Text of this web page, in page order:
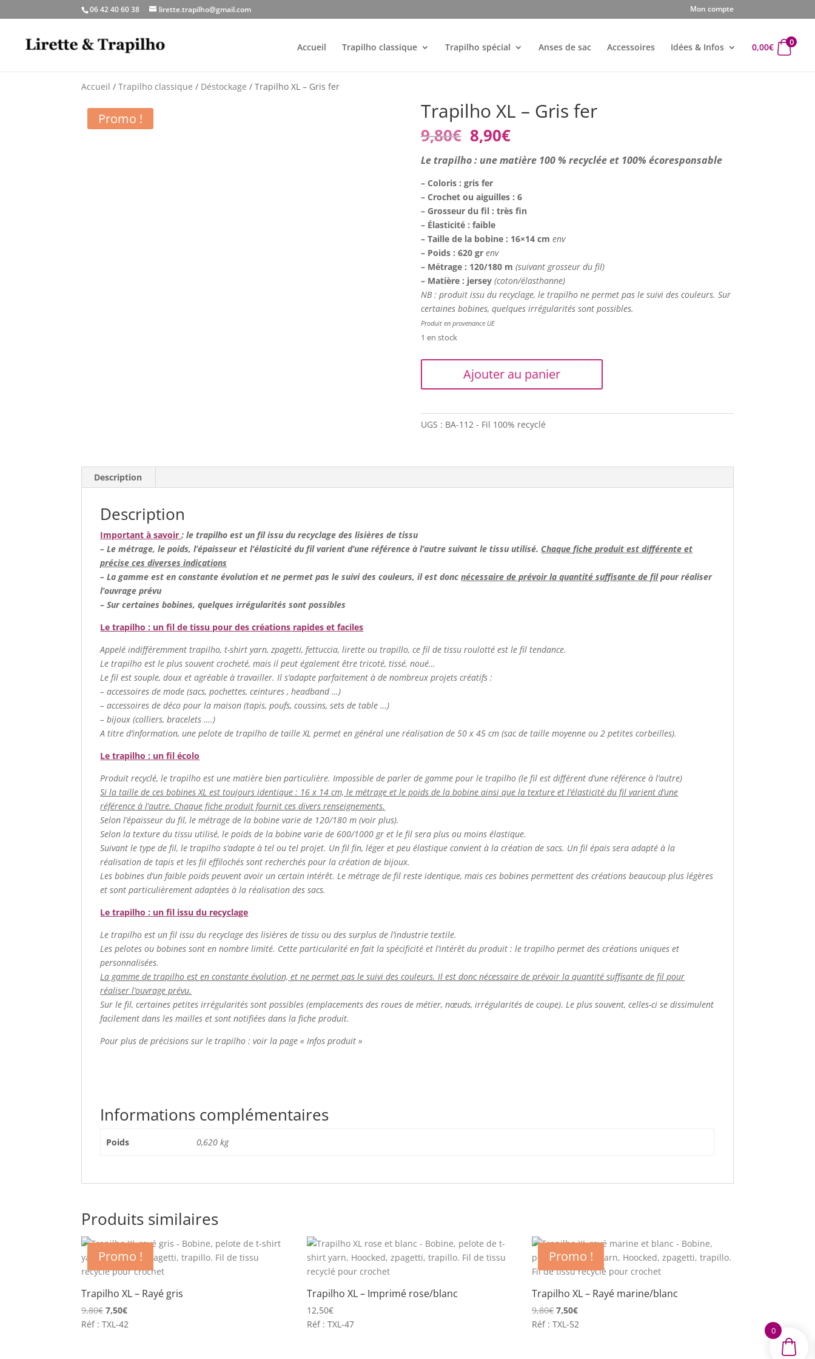
06 42 40 60 38 lirette.trapilho@gmail.com Mon compte
Accueil Trapilho classique Trapilho spécial Anses de sac Accessoires Idées & Infos 0,00€ 0
Accueil /Trapilho classique / Déstockage / Trapilho XL – Gris fer
Promo ! Trapilho XL – Gris fer
9,80€ Le
prix
initial
était :
9,80€.
8,90€Le
prix
actuel
8,90€.
Le trapilho : une matière 100 % recyclée et 100% écoresponsable
– Coloris : gris fer
– Crochet ou aiguilles : 6
– Grosseur du fil : très fin
– Élasticité : faible
– Taille de la bobine : 16×14 cm env
– Poids : 620 gr env
– Métrage : 120/180 m (suivant grosseur du fil)
– Matière : jersey (coton/élasthanne)
NB : produit issu du recyclage, le trapilho ne permet pas le suivi des couleurs. Sur
certaines bobines, quelques irrégularités sont possibles.
Produit en provenance UE
1 en stock
Trapilho
-
Ajouter au panier
UGS : BA-112 - Fil 100% recyclé
Description
Description
Important à savoir: le trapilho est un fil issu du recyclage des lisières de tissu
– Le métrage, le poids, l’épaisseur et l’élasticité du fil varient d’une référence à l’autre suivant le tissu utilisé. Chaque fiche produit est différente et
précise ces diverses indications
– La gamme est en constante évolution et ne permet pas le suivi des couleurs, il est doncnécessaire de prévoir la quantité suffisante de filpour réaliser
l’ouvrage prévu
–Sur certaines bobines, quelques irrégularités sont possibles
Le trapilho : un fil de tissu pour des créations rapides et faciles
Appelé indifféremment trapilho, t-shirt yarn, zpagetti, fettuccia, lirette ou trapillo, ce fil de tissu roulotté est le fil tendance.
Le trapilho est le plus souvent crocheté, mais il peut également être tricoté, tissé, noué…
Le fil est souple, doux et agréable à travailler. Il s’adapte parfaitement à de nombreux projets créatifs :
– accessoires de mode (sacs, pochettes, ceintures , headband …)
– accessoires de déco pour la maison (tapis, poufs, coussins, sets de table …)
– bijoux (colliers, bracelets ….)
A titre d’information, une pelote de trapilho de taille XL permet en général une réalisation de 50 x 45 cm (sac de taille moyenne ou 2 petites corbeilles).
Le trapilho : un fil écolo
Produit recyclé, le trapilho est une matière bien particulière. Impossible de parler de gamme pour le trapilho (le fil est différent d’une référence à l’autre)
Si la taille de ces bobines XL est toujours identique : 16 x 14 cm, le métrage et le poids de la bobine ainsi que la texture et l’élasticité du fil varient d’une
référence à l’autre. Chaque fiche produit fournit ces divers renseignements.
Selon l’épaisseur du fil, le métrage de la bobine varie de 120/180 m (voir plus).
Selon la texture du tissu utilisé, le poids de la bobine varie de 600/1000 gr et le fil sera plus ou moins élastique.
Suivant le type de fil, le trapilho s’adapte à tel ou tel projet. Un fil fin, léger et peu élastique convient à la création de sacs. Un fil épais sera adapté à la
réalisation de tapis et les fil effilochés sont recherchés pour la création de bijoux.
Les bobines d’un faible poids peuvent avoir un certain intérêt. Le métrage de fil reste identique, mais ces bobines permettent des créations beaucoup plus légères
et sont particulièrement adaptées à la réalisation des sacs.
Le trapilho : un fil issu du recyclage
Le trapilho est un fil issu du recyclage des lisières de tissu ou des surplus de l’industrie textile.
Les pelotes ou bobines sont en nombre limité. Cette particularité en fait la spécificité et l’intérêt du produit : le trapilho permet des créations uniques et
personnalisées.
La gamme de trapilho est en constante évolution, et ne permet pas le suivi des couleurs. Il est donc nécessaire de prévoir la quantité suffisante de fil pour
réaliser l’ouvrage prévu.
Sur le fil, certaines petites irrégularités sont possibles (emplacements des roues de métier, nœuds, irrégularités de coupe). Le plus souvent, celles-ci se dissimulent
facilement dans les mailles et sont notifiées dans la fiche produit.
Pour plus de précisions sur le trapilho : voir la page « Infos produit »
Informations complémentaires
Poids 0,620 kg
Produits similaires
Promo !
Trapilho XL – Rayé gris
9,80€Le
prix
7,50€Le
prix
Réf : TXL-42
Trapilho XL – Imprimé rose/blanc
12,50€
Réf : TXL-47
Promo !
Trapilho XL – Rayé marine/blanc
9,80€Le
prix
7,50€Le
prix
Réf : TXL-52
0